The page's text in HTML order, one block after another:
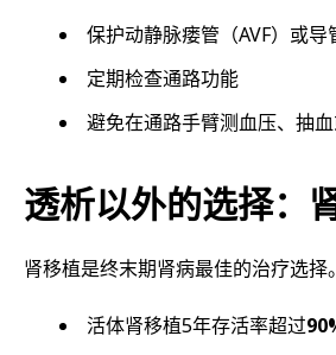
保护动静脉瘘管（AVF）或
定期检查通路功能
避免在通路手臂测血压、抽
透析以外的选择：
肾移植是终末期肾病最佳的治疗选择
活体肾移植5年存活率超过